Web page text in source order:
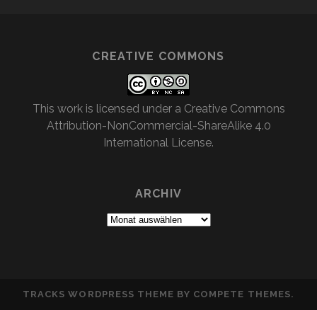
CREATIVE COMMONS
This work is licensed under a Creative Commons
Attribution-NonCommercial-ShareAlike 4.0
International License.
ARCHIV
Archiv
TRACKS WORDPRESS THEME BY COMPETE THEMES.